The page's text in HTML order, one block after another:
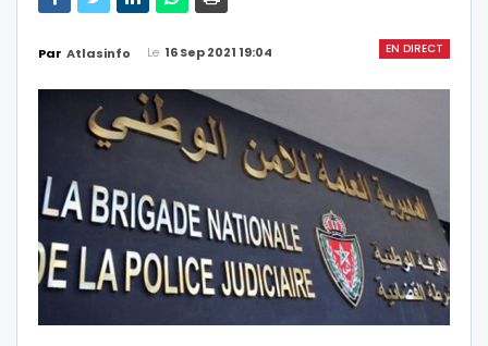
EN DIRECT
Par Atlasinfo Le 16 Sep 2021 19:04